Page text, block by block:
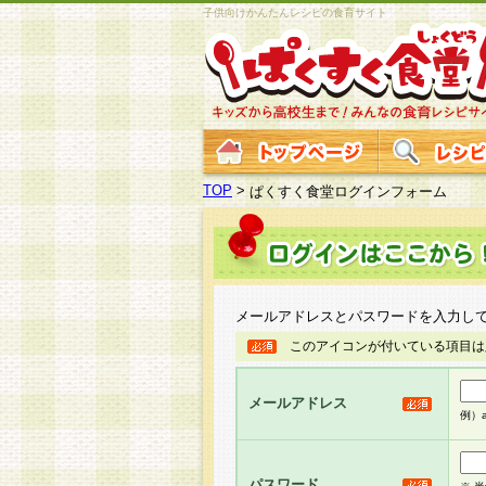
子供向けかんたんレシピの食育サイト
TOP >ぱくすく食堂ログインフォーム
メールアドレスとパスワードを入力し
このアイコンが付いている項目
メールアドレス
例）